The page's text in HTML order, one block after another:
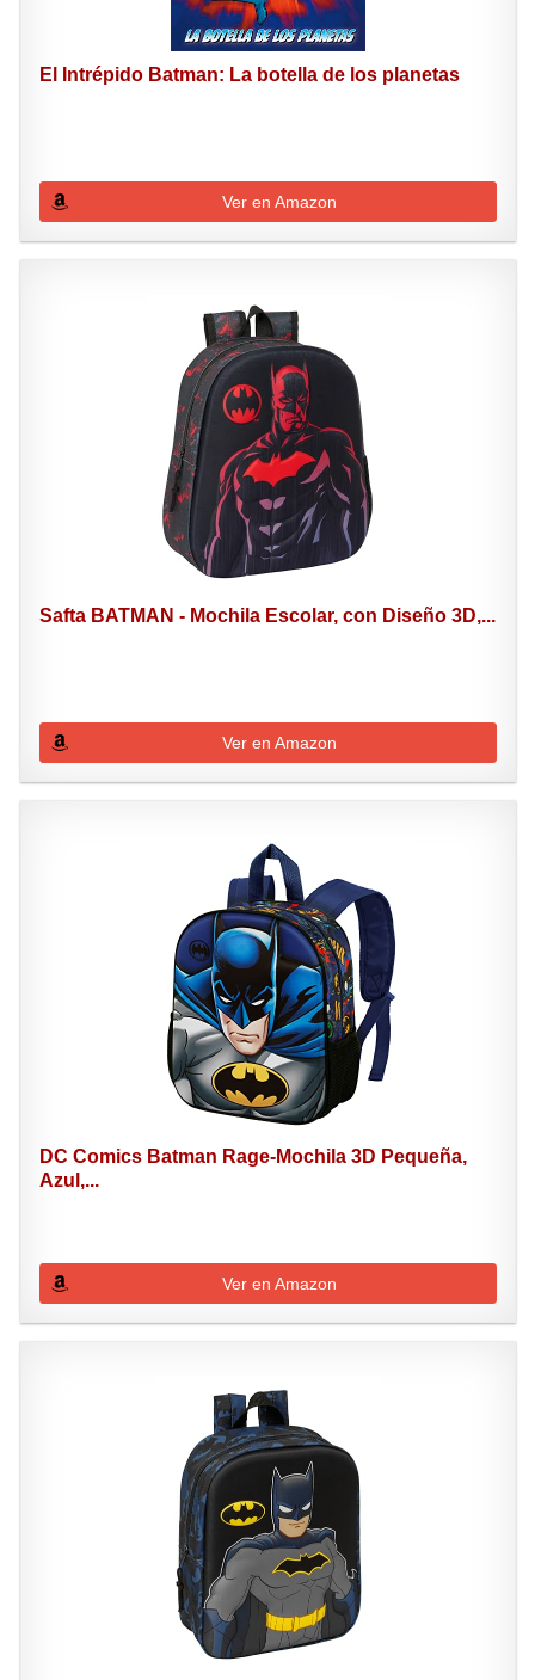
El Intrépido Batman: La botella de los planetas
Ver en Amazon
Safta BATMAN - Mochila Escolar, con Diseño 3D,...
Ver en Amazon
DC Comics Batman Rage-Mochila 3D Pequeña,
Azul,...
Ver en Amazon